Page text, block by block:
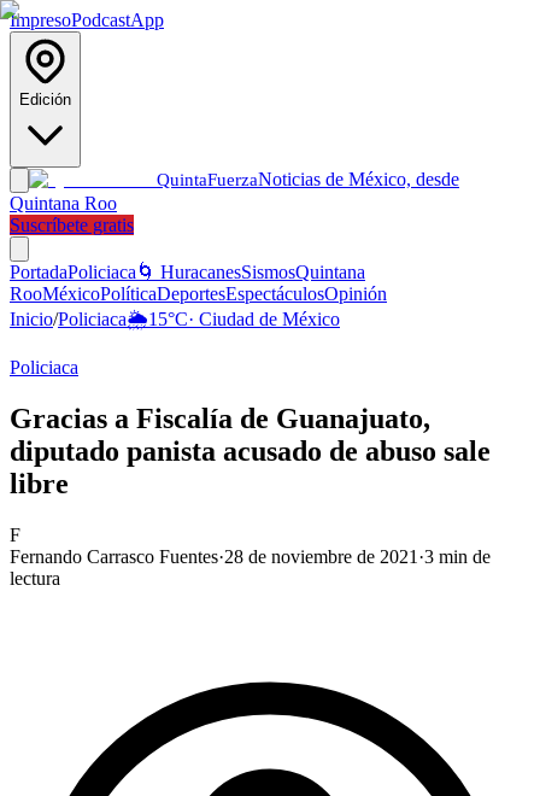
ImpresoPodcastApp
Edición
QuintaFuerzaNoticias de México, desde
Quintana Roo
Suscríbete gratis
PortadaPoliciaca 🌀 HuracanesSismosQuintana
RooMéxicoPolíticaDeportesEspectáculosOpinión
Inicio/Policiaca🌦️15°C· Ciudad de México
Policiaca
Gracias a Fiscalía de Guanajuato,
diputado panista acusado de abuso sale
libre
F
Fernando Carrasco Fuentes·28 de noviembre de 2021 ·3 min de
lectura